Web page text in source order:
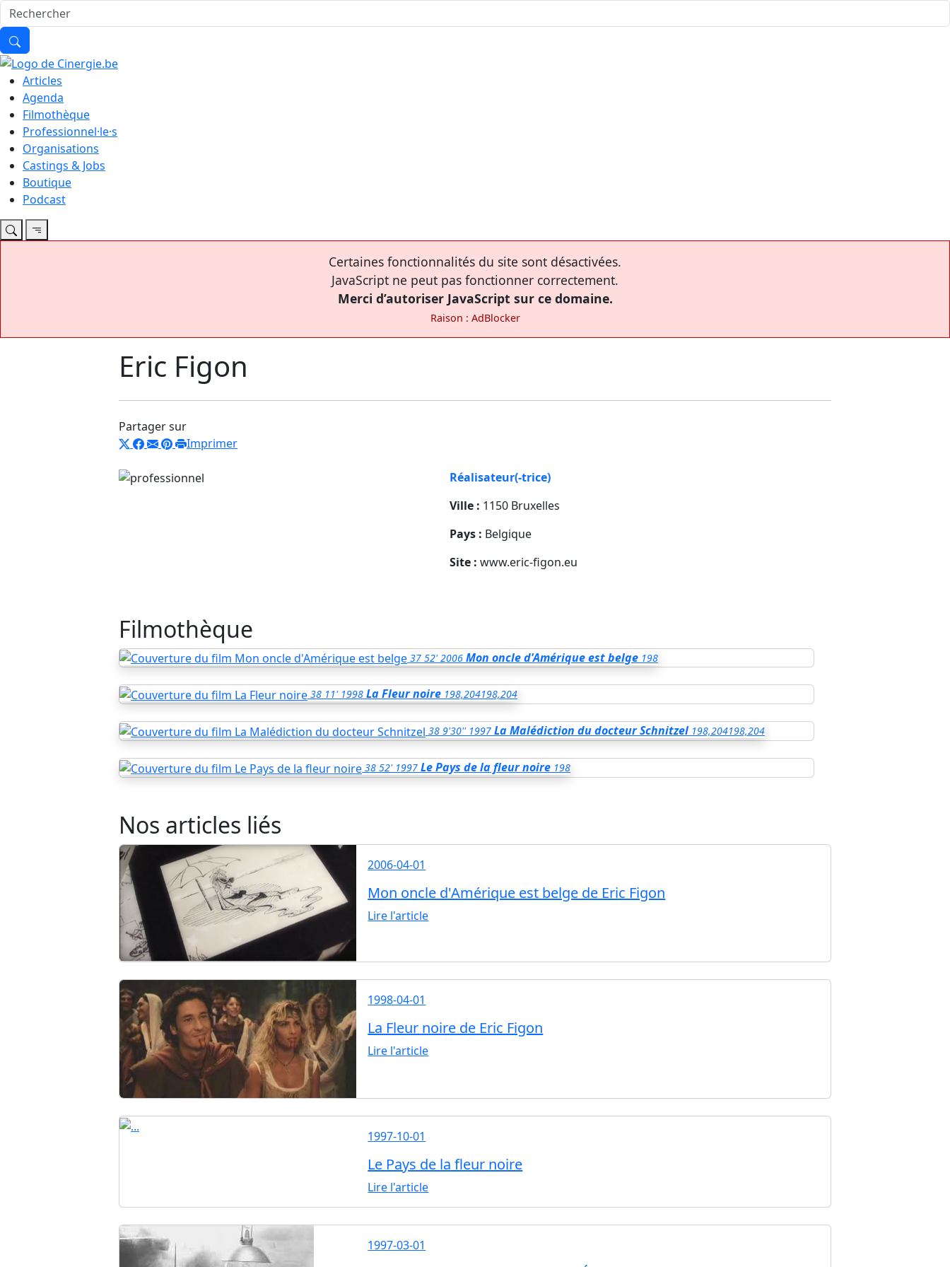
Articles
Agenda
Filmothèque
Professionnel·le·s
Organisations
Castings & Jobs
Boutique
Podcast
Certaines fonctionnalités du site sont désactivées.
JavaScript ne peut pas fonctionner correctement.
Merci d’autoriser JavaScript sur ce domaine.
Raison : AdBlocker
Eric Figon
Partager sur
Imprimer
Réalisateur(-trice)
Ville : 1150 Bruxelles
Pays : Belgique
Site : www.eric-figon.eu
Filmothèque
37 52' 2006 Mon oncle d'Amérique est belge 198
38 11' 1998 La Fleur noire 198,204198,204
38 9'30'' 1997 La Malédiction du docteur Schnitzel 198,204198,204
38 52' 1997 Le Pays de la fleur noire 198
Nos articles liés
2006-04-01
Mon oncle d'Amérique est belge de Eric Figon
Lire l'article
1998-04-01
La Fleur noire de Eric Figon
Lire l'article
1997-10-01
Le Pays de la fleur noire
Lire l'article
1997-03-01